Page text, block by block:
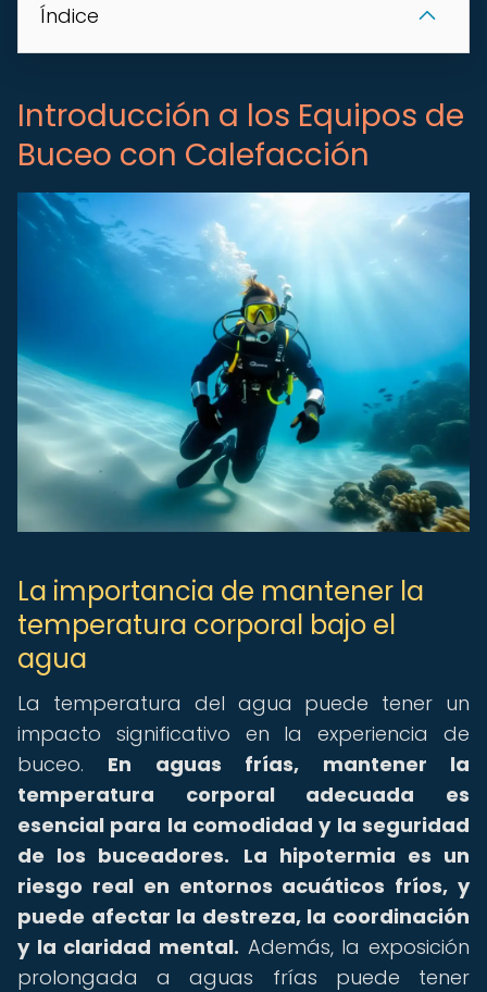
Índice
Introducción a los Equipos de
Buceo con Calefacción
La importancia de mantener la
temperatura corporal bajo el
agua
La temperatura del agua puede tener un
impacto significativo en la experiencia de
buceo. En aguas frías, mantener la
temperatura corporal adecuada es
esencial para la comodidad y la seguridad
de los buceadores. La hipotermia es un
riesgo real en entornos acuáticos fríos, y
puede afectar la destreza, la coordinación
y la claridad mental. Además, la exposición
prolongada a aguas frías puede tener